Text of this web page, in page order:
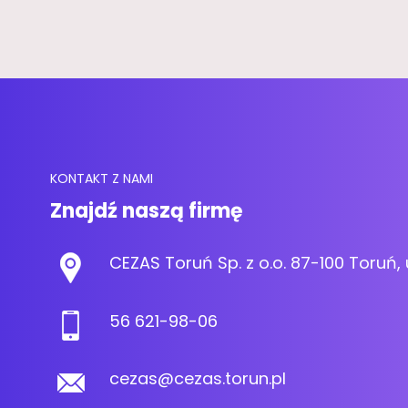
KONTAKT Z NAMI
Znajdź naszą firmę
CEZAS Toruń Sp. z o.o. 87-100 Toruń,
56 621-98-06
cezas@cezas.torun.pl